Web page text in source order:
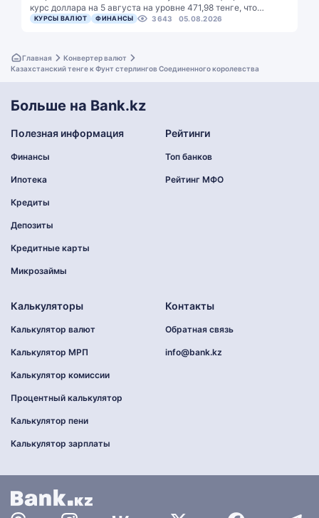
курс доллара на 5 августа на уровне 471,98 тенге, что…
КУРСЫ ВАЛЮТ ФИНАНСЫ 3643 05.08.2026
Главная
Конвертер валют
Казахстанский тенге к Фунт стерлингов Соединенного королевства
Больше на Bank.kz
Полезная информация
Финансы
Ипотека
Кредиты
Депозиты
Кредитные карты
Микрозаймы
Рейтинги
Топ банков
Рейтинг МФО
Калькуляторы
Калькулятор валют
Калькулятор МРП
Калькулятор комиссии
Процентный калькулятор
Калькулятор пени
Калькулятор зарплаты
Контакты
Обратная связь
info@bank.kz